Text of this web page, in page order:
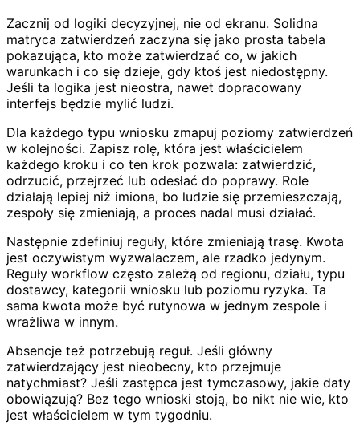
Zacznij od logiki decyzyjnej, nie od ekranu. Solidna
matryca zatwierdzeń zaczyna się jako prosta tabela
pokazująca, kto może zatwierdzać co, w jakich
warunkach i co się dzieje, gdy ktoś jest niedostępny.
Jeśli ta logika jest nieostra, nawet dopracowany
interfejs będzie mylić ludzi.
Dla każdego typu wniosku zmapuj poziomy zatwierdzeń
w kolejności. Zapisz rolę, która jest właścicielem
każdego kroku i co ten krok pozwala: zatwierdzić,
odrzucić, przejrzeć lub odesłać do poprawy. Role
działają lepiej niż imiona, bo ludzie się przemieszczają,
zespoły się zmieniają, a proces nadal musi działać.
Następnie zdefiniuj reguły, które zmieniają trasę. Kwota
jest oczywistym wyzwalaczem, ale rzadko jedynym.
Reguły workflow często zależą od regionu, działu, typu
dostawcy, kategorii wniosku lub poziomu ryzyka. Ta
sama kwota może być rutynowa w jednym zespole i
wrażliwa w innym.
Absencje też potrzebują reguł. Jeśli główny
zatwierdzający jest nieobecny, kto przejmuje
natychmiast? Jeśli zastępca jest tymczasowy, jakie daty
obowiązują? Bez tego wnioski stoją, bo nikt nie wie, kto
jest właścicielem w tym tygodniu.